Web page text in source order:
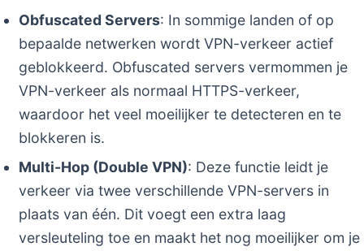
Obfuscated Servers: In sommige landen of op
bepaalde netwerken wordt VPN-verkeer actief
geblokkeerd. Obfuscated servers vermommen je
VPN-verkeer als normaal HTTPS-verkeer,
waardoor het veel moeilijker te detecteren en te
blokkeren is.
Multi-Hop (Double VPN): Deze functie leidt je
verkeer via twee verschillende VPN-servers in
plaats van één. Dit voegt een extra laag
versleuteling toe en maakt het nog moeilijker om je